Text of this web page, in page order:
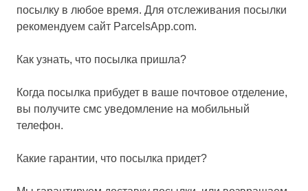
посылку в любое время. Для отслеживания посылки
рекомендуем сайт ParcelsApp.com.
Как узнать, что посылка пришла?
Когда посылка прибудет в ваше почтовое отделение,
вы получите смс уведомление на мобильный
телефон.
Какие гарантии, что посылка придет?